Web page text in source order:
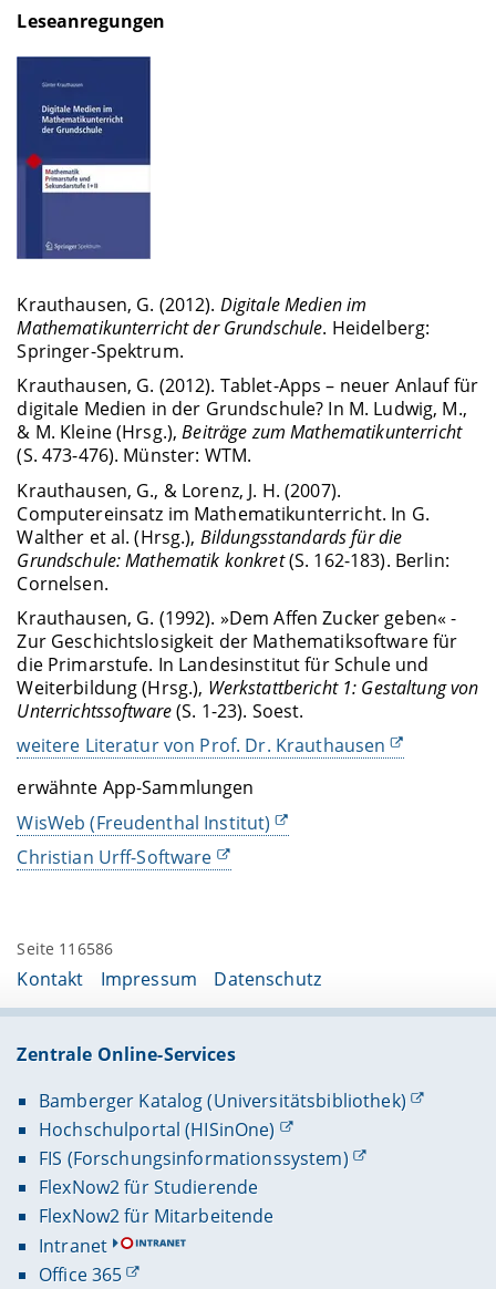
Leseanregungen
Krauthausen, G. (2012). Digitale Medien im
Mathematikunterricht der Grundschule. Heidelberg:
Springer-Spektrum.
Krauthausen, G. (2012). Tablet-Apps – neuer Anlauf für
digitale Medien in der Grundschule? In M. Ludwig, M.,
& M. Kleine (Hrsg.),Beiträge zum Mathematikunterricht
(S. 473-476). Münster: WTM.
Krauthausen, G., & Lorenz, J. H. (2007).
Computereinsatz im Mathematikunterricht. In G.
Walther et al. (Hrsg.), Bildungsstandards für die
Grundschule: Mathematik konkret(S. 162-183). Berlin:
Cornelsen.
Krauthausen, G. (1992). »Dem Affen Zucker geben« -
Zur Geschichtslosigkeit der Mathematiksoftware für
die Primarstufe. In Landesinstitut für Schule und
Weiterbildung (Hrsg.), Werkstattbericht 1: Gestaltung von
Unterrichtssoftware(S. 1-23). Soest.
weitere Literatur von Prof. Dr. Krauthausen
erwähnte App-Sammlungen
WisWeb (Freudenthal Institut)
Christian Urff-Software
Seite 116586
Kontakt Impressum Datenschutz
Zentrale Online-Services
Bamberger Katalog (Universitätsbibliothek)
Hochschulportal (HISinOne)
FIS (Forschungsinformationssystem)
FlexNow2 für Studierende
FlexNow2 für Mitarbeitende
Intranet
Office 365